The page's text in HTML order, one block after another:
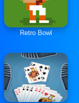
Retro Bowl